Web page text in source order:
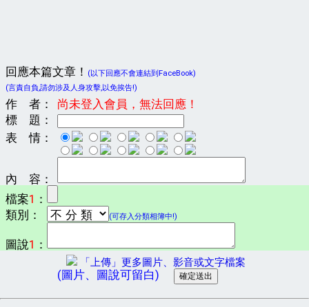
回應本篇文章！
(以下回應不會連結到FaceBook)
(言責自負,請勿涉及人身攻擊,以免挨告!)
作 者：
尚未登入會員，無法回應！
標 題：
表 情：
內 容：
檔案1 ：
類別：
(可存入分類相簿中!)
圖說1 ：
「上傳」更多圖片、影音或文字檔案
(圖片、圖說可留白)